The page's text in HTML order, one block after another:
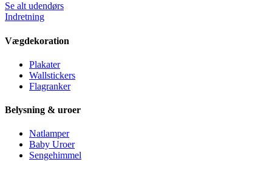
Se alt udendørs
Indretning
Vægdekoration
Plakater
Wallstickers
Flagranker
Belysning & uroer
Natlamper
Baby Uroer
Sengehimmel